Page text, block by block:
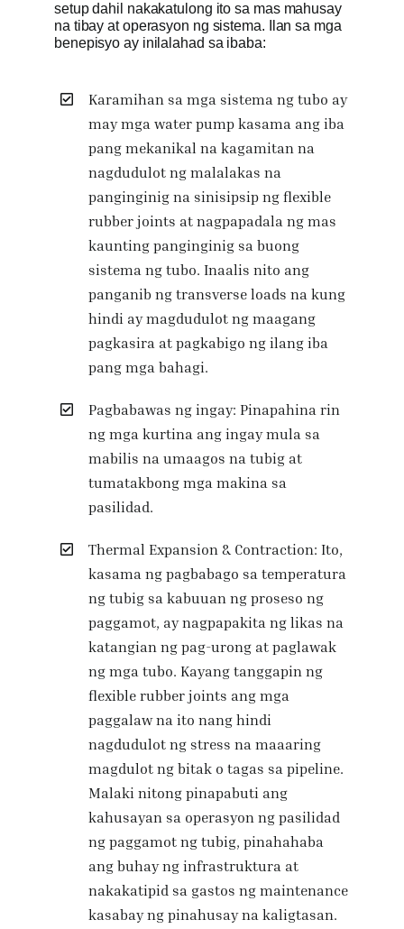
setup dahil nakakatulong ito sa mas mahusay
na tibay at operasyon ng sistema. Ilan sa mga
benepisyo ay inilalahad sa ibaba:
Karamihan sa mga sistema ng tubo ay
may mga water pump kasama ang iba
pang mekanikal na kagamitan na
nagdudulot ng malalakas na
panginginig na sinisipsip ng flexible
rubber joints at nagpapadala ng mas
kaunting panginginig sa buong
sistema ng tubo. Inaalis nito ang
panganib ng transverse loads na kung
hindi ay magdudulot ng maagang
pagkasira at pagkabigo ng ilang iba
pang mga bahagi.
Pagbabawas ng ingay: Pinapahina rin
ng mga kurtina ang ingay mula sa
mabilis na umaagos na tubig at
tumatakbong mga makina sa
pasilidad.
Thermal Expansion & Contraction: Ito,
kasama ng pagbabago sa temperatura
ng tubig sa kabuuan ng proseso ng
paggamot, ay nagpapakita ng likas na
katangian ng pag-urong at paglawak
ng mga tubo. Kayang tanggapin ng
flexible rubber joints ang mga
paggalaw na ito nang hindi
nagdudulot ng stress na maaaring
magdulot ng bitak o tagas sa pipeline.
Malaki nitong pinapabuti ang
kahusayan sa operasyon ng pasilidad
ng paggamot ng tubig, pinahahaba
ang buhay ng infrastruktura at
nakakatipid sa gastos ng maintenance
kasabay ng pinahusay na kaligtasan.